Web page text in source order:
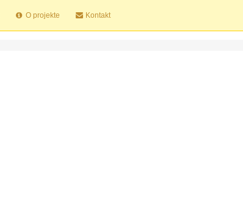
O projekte Kontakt